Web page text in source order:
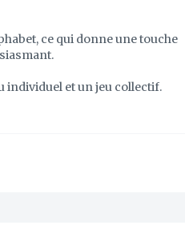
ce qui donne une touche
individuel et un jeu collectif.